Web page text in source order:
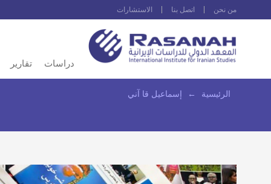
من نحن اتصل بنا الاستشارات
دراسات تقارير
الرئيسية ← إسماعيل قا آني